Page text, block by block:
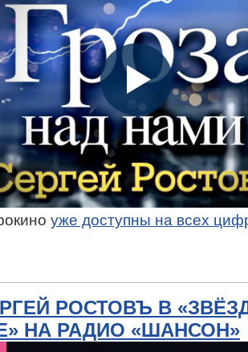
уже доступны на всех
РОСТОВЪ В
НА РАДИО «ШАНСОН»